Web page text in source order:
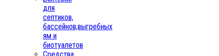
для
септиков,
бассейнов,выгребных
ям и
биотуалетов